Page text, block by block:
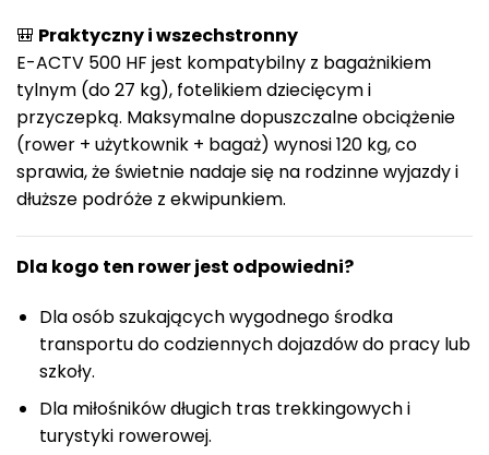
🎒 Praktyczny i wszechstronny
E-ACTV 500 HF jest kompatybilny z bagażnikiem
tylnym (do 27 kg), fotelikiem dziecięcym i
przyczepką. Maksymalne dopuszczalne obciążenie
(rower + użytkownik + bagaż) wynosi 120 kg, co
sprawia, że świetnie nadaje się na rodzinne wyjazdy i
dłuższe podróże z ekwipunkiem.
Dla kogo ten rower jest odpowiedni?
Dla osób szukających wygodnego środka
transportu do codziennych dojazdów do pracy lub
szkoły.
Dla miłośników długich tras trekkingowych i
turystyki rowerowej.